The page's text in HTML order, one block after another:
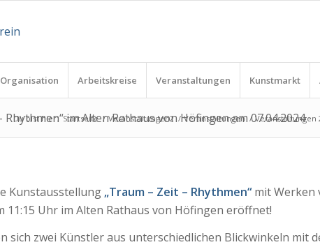
Organisation Arbeitskreise Veranstaltungen Kunstmarkt
im Alten Rathaus von Höfingen am 07.04.2024
Du bist hier: Startseite / Veranstaltungen2 / Veranstaltungen / Veranstaltungen
Kunstausstellung „Traum – Zeit – Rhythmen“ mit Werken
Uhr im Alten Rathaus von Höfingen eröffnet!
sich zwei Künstler aus unterschiedlichen Blickwinkeln mit